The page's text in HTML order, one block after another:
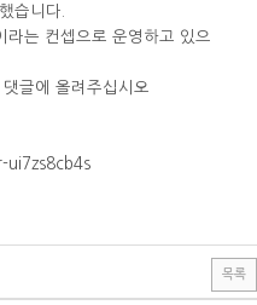
항
습니다.
라는 컨셉으로 운영하고 있으
글에 올려주십시오
ui7zs8cb4s
목록